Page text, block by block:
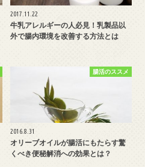
2017.11.22
牛乳アレルギーの人必見！乳製品以
外で腸内環境を改善する方法とは
腸活のススメ
2016.8.31
オリーブオイルが腸活にもたらす驚
くべき便秘解消への効果とは？